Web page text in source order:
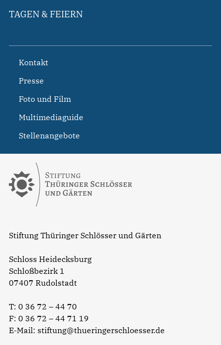
Stiftung Thüringer Schlösser und Gärten
Schloss Heidecksburg
Schloßbezirk 1
07407 Rudolstadt
T: 0 36 72 – 44 70
F: 0 36 72 – 44 71 19
E-Mail: stiftung@thueringerschloesser.de
TAGEN & FEIERN
Kontakt
Presse
Foto und Film
Multimediaguide
Stellenangebote